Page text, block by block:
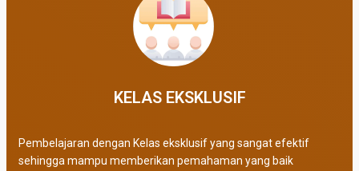
KELAS EKSKLUSIF​
Pembelajaran dengan Kelas eksklusif yang sangat efektif
sehingga mampu memberikan pemahaman yang baik